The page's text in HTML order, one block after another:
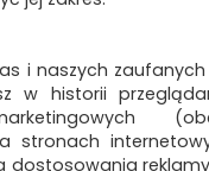
magnetycznej…
Flipchart na
i naszych
w historii
stronach
dostosowania